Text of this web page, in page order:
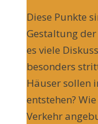
Diese Punkte
Gestaltung
es viele
besonders
Häuser sollen
entstehen?
Verkehr